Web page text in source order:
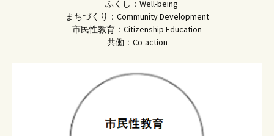
ふくし：Well-being
まちづくり：Community Development
市民性教育：Citizenship Education
共働：Co-action